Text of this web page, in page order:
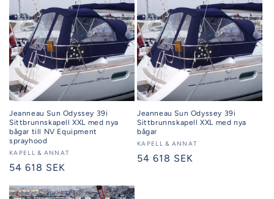
Jeanneau Sun Odyssey 39i
Sittbrunnskapell XXL med nya
bågar till NV Equipment
sprayhood
Säljare:
KAPELL & ANNAT
Ordinarie
54 618 SEK
Jeanneau Sun Odyssey 39i
Sittbrunnskapell XXL med nya
bågar
Säljare:
KAPELL & ANNAT
Ordinarie
54 618 SEK